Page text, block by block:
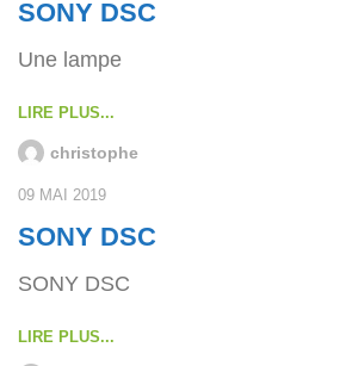
SONY DSC
Une lampe
LIRE PLUS...
christophe
09 MAI 2019
SONY DSC
SONY DSC
LIRE PLUS...